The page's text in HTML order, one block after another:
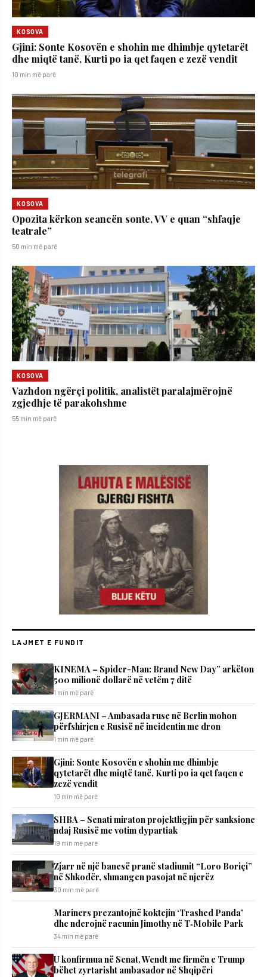
KOSOVA
Gjini: Sonte Kosovën e shohin me dhimbje qytetarët
dhe miqtë tanë, Kurti po ia qet faqen e zezë vendit
10 min më parë
KOSOVA
Opozita kërkon seancën sonte, VV e quan “shfaqje
teatrale”
50 min më parë
KOSOVA
Vazhdon ngërçi politik, analistët paralajmërojnë
zgjedhje të parakohshme
55 min më parë
LAJMET E FUNDIT
KINEMA – Spider-Man: Brand New Day” arkëton
500 milionë dollarë në vetëm 7 ditë
1 min më parë
GJERMANI – Ambasada ruse në Berlin mohon
përfshirjen e Rusisë në incidentin me dron
1 min më parë
Gjini: Sonte Kosovën e shohin me dhimbje
qytetarët dhe miqtë tanë, Kurti po ia qet faqen e
zezë vendit
10 min më parë
SHBA – Senati miraton projektligjin për sanksione
ndaj Rusisë me votim dypartiak
19 min më parë
Zjarr në një banesë pranë stadiumit “Loro Boriçi”
në Shkodër, shmangen pasojat në njerëz
30 min më parë
Mariners prezantojnë koktejin ‘Trashed Panda’
dhe nderojnë racunin Jimothy në T‑Mobile Park
34 min më parë
U konfirmua në Senat, Wendt me firmën e Trump
bëhet zyrtarisht ambasador në Shqipëri